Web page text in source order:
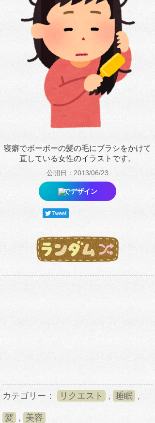
寝癖でボーボーの髪の毛にブラシをかけて
直している女性のイラストです。
公開日：2013/06/23
でデザイン
カテゴリー： リクエスト , 睡眠 ,
髪 , 美容